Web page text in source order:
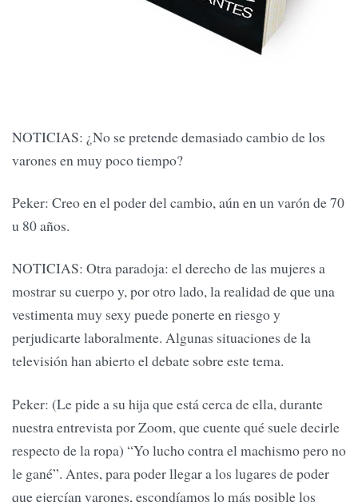
NOTICIAS: ¿No se pretende demasiado cambio de los
varones en muy poco tiempo?
Peker: Creo en el poder del cambio, aún en un varón de 70
u 80 años.
NOTICIAS: Otra paradoja: el derecho de las mujeres a
mostrar su cuerpo y, por otro lado, la realidad de que una
vestimenta muy sexy puede ponerte en riesgo y
perjudicarte laboralmente. Algunas situaciones de la
televisión han abierto el debate sobre este tema.
Peker: (Le pide a su hija que está cerca de ella, durante
nuestra entrevista por Zoom, que cuente qué suele decirle
respecto de la ropa) “Yo lucho contra el machismo pero no
le gané”. Antes, para poder llegar a los lugares de poder
que ejercían varones, escondíamos lo más posible los